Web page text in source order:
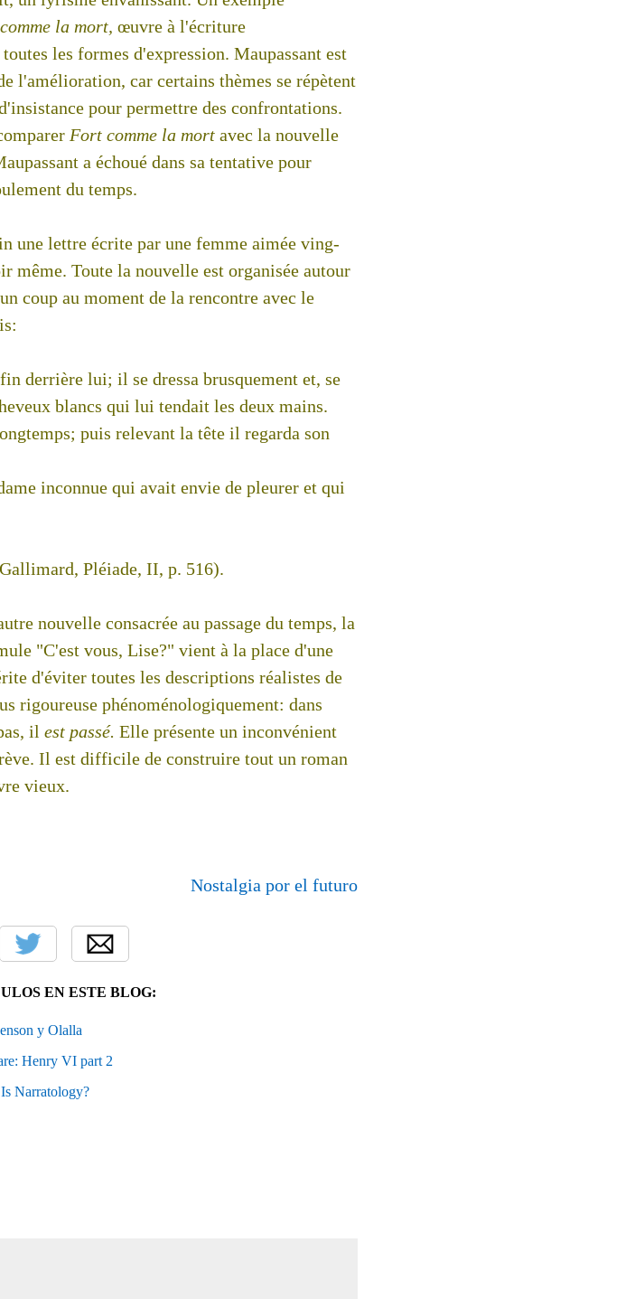
la mort, œuvre à l'écriture
les formes d'expression. Maupassant est
l'amélioration, car certains thèmes se répètent
pour permettre des confrontations.
Fort comme la mort avec la nouvelle
a échoué dans sa tentative pour
du temps.
une lettre écrite par une femme aimée ving-
Toute la nouvelle est organisée autour
coup au moment de la rencontre avec le
derrière lui; il se dressa brusquement et, se
blancs qui lui tendait les deux mains.
puis relevant la tête il regarda son
inconnue qui avait envie de pleurer et qui
Gallimard, Pléiade, II, p. 516).
nouvelle consacrée au passage du temps, la
"C'est vous, Lise?" vient à la place d'une
d'éviter toutes les descriptions réalistes de
rigoureuse phénoménologiquement: dans
il est passé. Elle présente un inconvénient
Il est difficile de construire tout un roman
vieux.
Nostalgia por el futuro
EN ESTE BLOG:
y Olalla
Henry VI part 2
Narratology?